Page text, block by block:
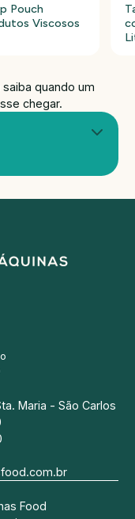
Pouch
Viscosos
quando um
chegar.
Maria - São Carlos
Food